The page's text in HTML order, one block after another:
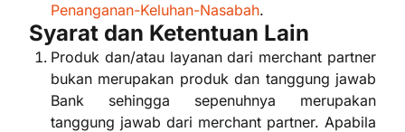
Penanganan-Keluhan-Nasabah.
Syarat dan Ketentuan Lain
Produk dan/atau layanan dari merchant partner
bukan merupakan produk dan tanggung jawab
Bank sehingga sepenuhnya merupakan
tanggung jawab dari merchant partner. Apabila